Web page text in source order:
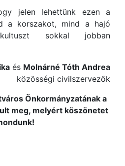
jelen lehettünk ezen a
a korszakot, mind a hajó
sokkal jobban
és Molnárné Tóth Andrea
közösségi civilszervezők
Önkormányzatának a
meg, melyért köszönetet